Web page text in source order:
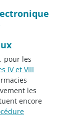
pour les
IV et VIII
les
encore